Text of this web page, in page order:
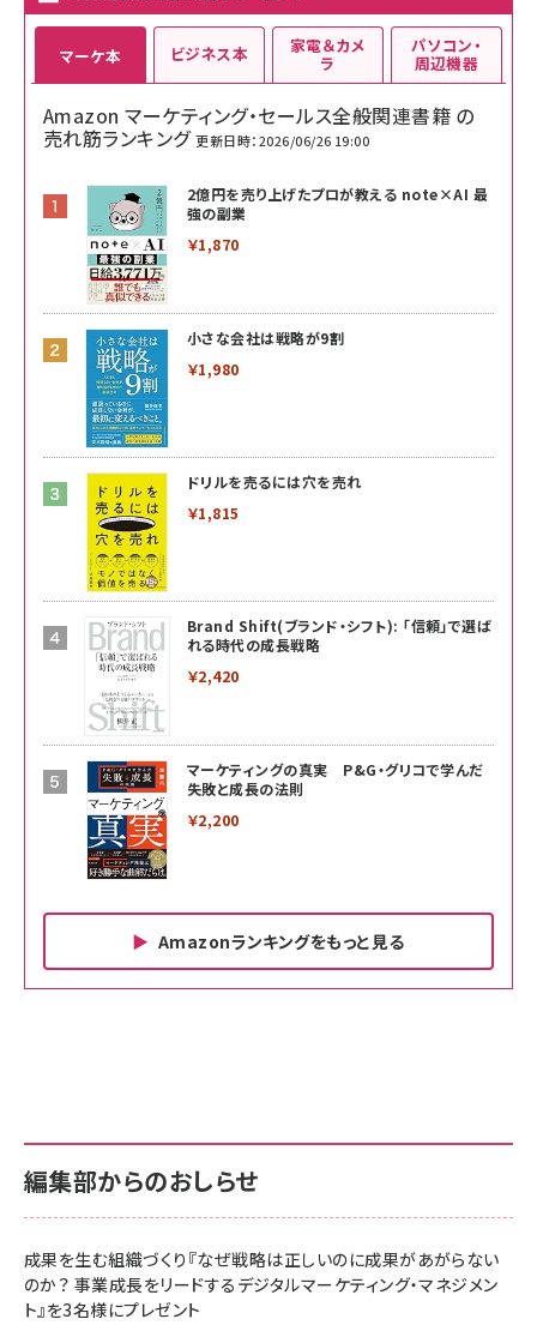
マーケ本
Amazon マーケティング・セールス全般関連書籍 の
売れ筋ランキング 更新日時：2026/06/26 19:00
2億円を売り上げたプロが教える note×AI 最
強の副業
￥1,870
小さな会社は戦略が9割
￥1,980
ドリルを売るには穴を売れ
￥1,815
Brand Shift(ブランド・シフト): 「信頼」で選ば
れる時代の成長戦略
￥2,420
マーケティングの真実 P&G・グリコで学んだ
失敗と成長の法則
￥2,200
Amazonランキングをもっと見る
ビジネス本
￥880
anan(アンアン)2026/06/24号 No.2500増刊
スペシャルエディション[王道エンタメの矜持／
￥1,100
anan(アンアン)2026/07/08号 No.2502[2026
家電＆カメ
ラ
サポート正規品 メーカー保証5年 KLMEA128G
NIMASO ガラスフィルム iPhone 17 用 保護フィ
すい ガイド枠付き いPhone17 (6.3インチ) 対応
2枚セット DSP25F1698
￥1,599
パソコン・
周辺機器
サポート正規品 メーカー保証5年 KLMEA128G
Amazon eギフトカード - Amazonロゴ - クラ
￥5,000
Anker PowerLine III Flow USB-C & USB-C
編集部からのおしらせ
成果を生む組織づくり『なぜ戦略は正しいのに成果があがらない
のか？ 事業成長をリードするデジタルマーケティング・マネジメン
ト』を3名様にプレゼント